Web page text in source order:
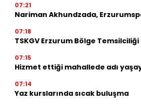
07:21
Nariman Akhundzada,
07:18
TSKGV Erzurum Bölge Temsilciliği
07:15
Hizmet ettiği mahallede adı
07:14
Yaz kurslarında sıcak buluşma